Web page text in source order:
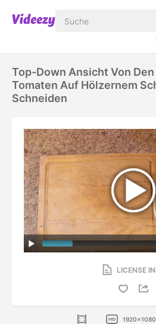
Top-Down Ansicht Von Den
Tomaten Auf Hölzernem
Schneiden
LICENSE
1920x1080